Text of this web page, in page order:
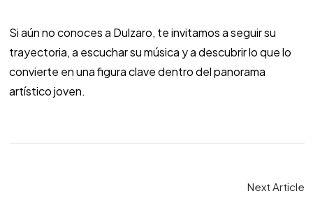
Si aún no conoces a Dulzaro, te invitamos a seguir su
trayectoria, a escuchar su música y a descubrir lo que lo
convierte en una figura clave dentro del panorama
artístico joven.
Next Article